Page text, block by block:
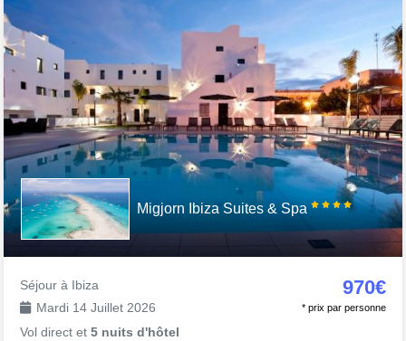
Migjorn Ibiza Suites & Spa
Séjour à Ibiza
Mardi 14 Juillet 2026
Vol direct et5 nuits d'hôtel
970€
* prix par personne